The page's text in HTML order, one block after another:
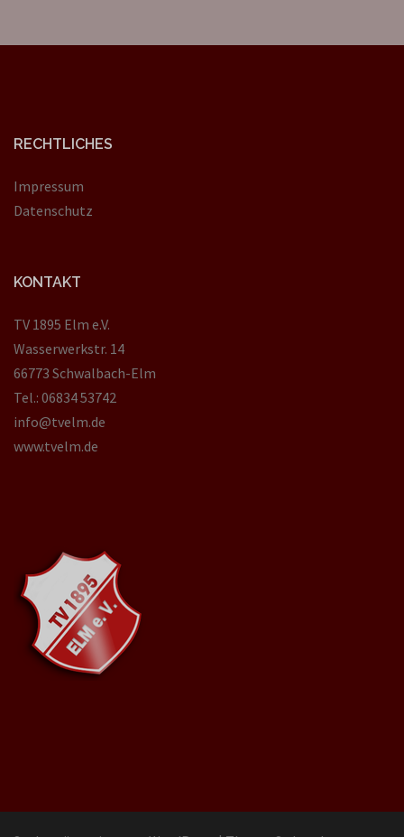
RECHTLICHES
Impressum
Datenschutz
KONTAKT
TV 1895 Elm e.V.
Wasserwerkstr. 14
66773 Schwalbach-Elm
Tel.: 06834 53742
info@tvelm.de
www.tvelm.de